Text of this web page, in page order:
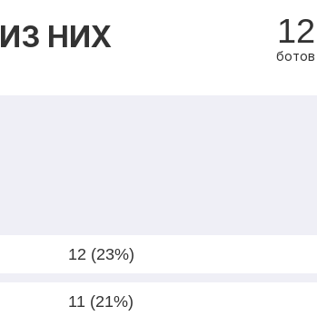
ИЗ НИХ 12
ботов
12 (23%)
11 (21%)